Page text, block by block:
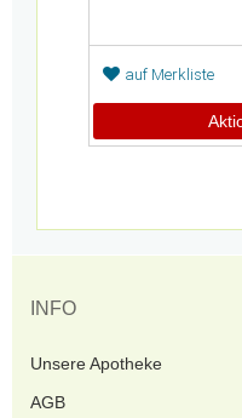
auf Merkliste
INFO
Unsere Apotheke
AGB